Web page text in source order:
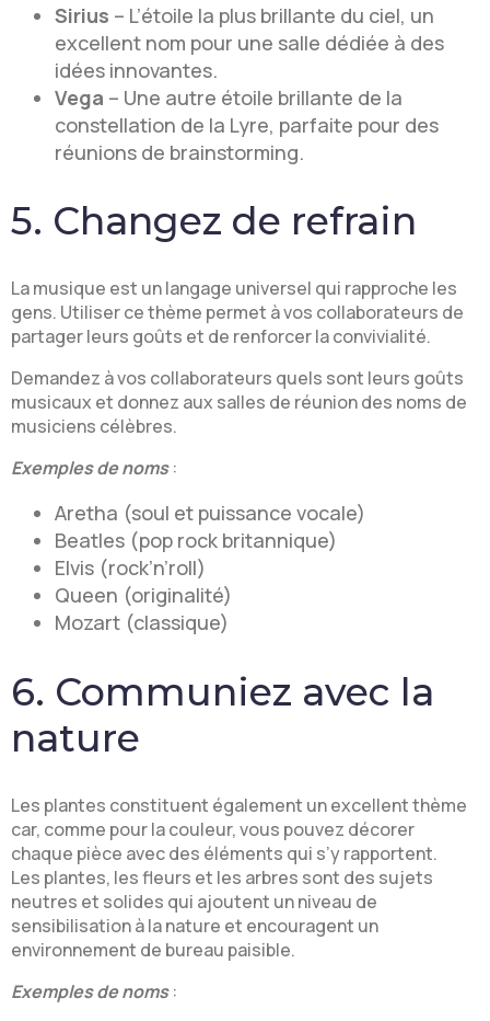
Sirius – L’étoile la plus brillante du ciel, un
excellent nom pour une salle dédiée à des
idées innovantes.
Vega – Une autre étoile brillante de la
constellation de la Lyre, parfaite pour des
réunions de brainstorming.
5. Changez de refrain
La musique est un langage universel qui rapproche les
gens. Utiliser ce thème permet à vos collaborateurs de
partager leurs goûts et de renforcer la convivialité.
Demandez à vos collaborateurs quels sont leurs goûts
musicaux et donnez aux salles de réunion des noms de
musiciens célèbres.
Exemples de noms:
Aretha (soul et puissance vocale)
Beatles (pop rock britannique)
Elvis (rock’n’roll)
Queen (originalité)
Mozart (classique)
6. Communiez avec la
nature
Les plantes constituent également un excellent thème
car, comme pour la couleur, vous pouvez décorer
chaque pièce avec des éléments qui s’y rapportent.
Les plantes, les fleurs et les arbres sont des sujets
neutres et solides qui ajoutent un niveau de
sensibilisation à la nature et encouragent un
environnement de bureau paisible.
Exemples de noms: